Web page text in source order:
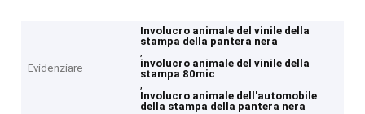
Evidenziare
Involucro animale del vinile della
stampa della pantera nera
,
involucro animale del vinile della
stampa 80mic
,
Involucro animale dell'automobile
della stampa della pantera nera